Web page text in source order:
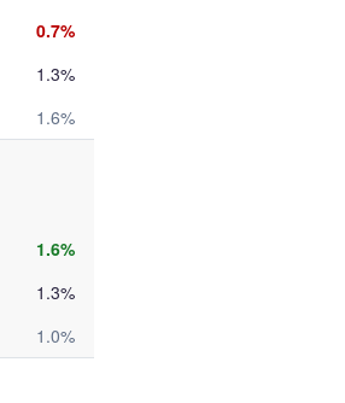
0.7%
1.3%
1.6%
1.6%
1.3%
1.0%